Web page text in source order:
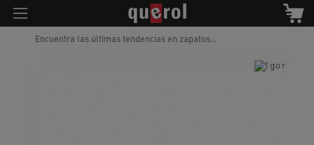
Encuentra las últimas tendencias en zapatos...